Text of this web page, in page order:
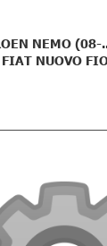
NEMO (08-
NUOVO